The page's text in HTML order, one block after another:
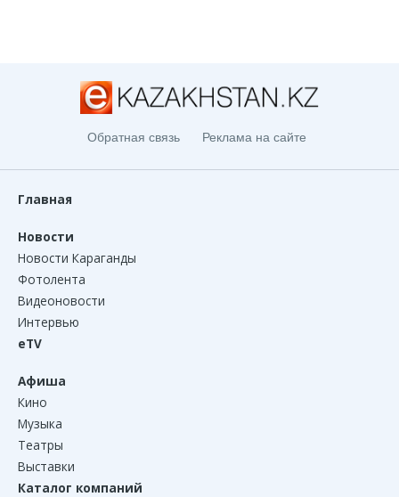
Обратная связь Реклама на сайте
Главная
Новости
Новости Караганды
Фотолента
Видеоновости
Интервью
eTV
Афиша
Кино
Музыка
Театры
Выставки
Каталог компаний